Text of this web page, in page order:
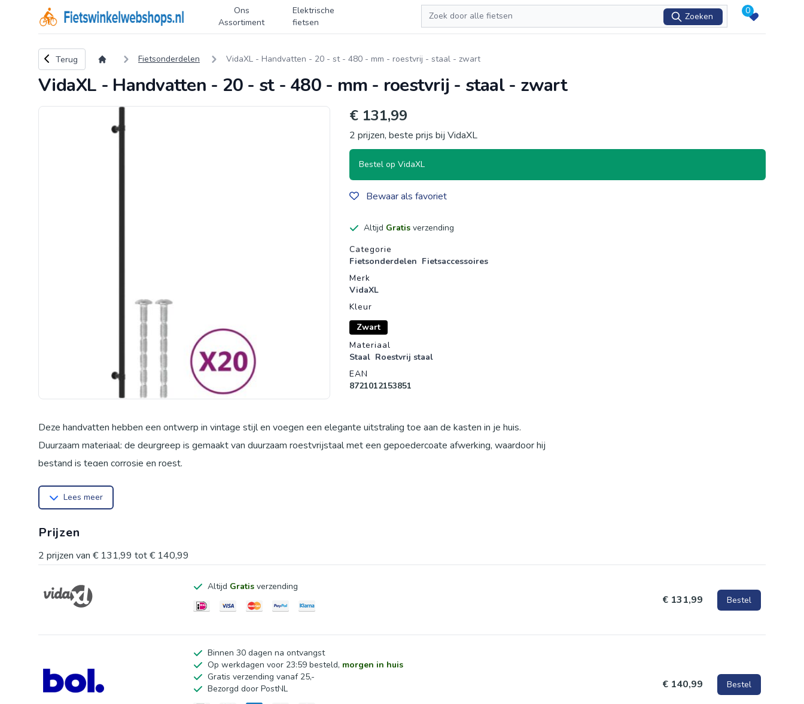
Logo Fietswinkelwebshops.nl
Ons
Assortiment
Elektrische
fietsen
Zoeken
Zoeken
0
Terug naar overzicht
Terug Fietsonderdelen VidaXL - Handvatten - 20 - st - 480 - mm - roestvrij - staal - zwart
VidaXL - Handvatten - 20 - st - 480 - mm - roestvrij - staal - zwart
€ 131,99
2 prijzen, beste prijs bij VidaXL
Bestel op VidaXL
Bewaar als favoriet
Altijd Gratis verzending
Productgegevens
Categorie
Fietsonderdelen Fietsaccessoires
Merk
VidaXL
Kleur
Zwart
Materiaal
Staal Roestvrij staal
EAN
8721012153851
Deze handvatten hebben een ontwerp in vintage stijl en voegen een elegante uitstraling toe aan de kasten in je huis.
Duurzaam materiaal: de deurgreep is gemaakt van duurzaam roestvrijstaal met een gepoedercoate afwerking, waardoor hij
bestand is tegen corrosie en roest.
Praktisch ontwerp: het handvat heeft een T-vormig ontwerp, zodat het gemakkelijk vast te grijpen is. Het is ook speciaal
Snijdbare schroef: de schroef is snijdbaar om te passen bij verschillende plaatdiktes volgens uw behoefte.
Kleur: zwart
Afmetingen: 560 x 32 mm (L x H)
Diameter buis: 12 mm
Snijdbare schroeven
Levering bevat:
Lees meer
Prijzen
2 prijzen van € 131,99 tot€ 140,99
Altijd Gratis verzending
€ 131,99 Bestel
Binnen 30 dagen na ontvangst
Op werkdagen voor 23:59 besteld, morgen in huis
Gratis verzending vanaf 25,-
Bezorgd door PostNL
€ 140,99 Bestel